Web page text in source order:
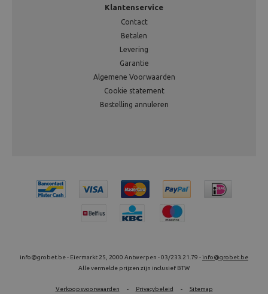
Klantenservice
Contact
Betalen
Levering
Garantie
Algemene Voorwaarden
Cookie statement
Bestelling annuleren
info@grobet.be - Eiermarkt 25, 2000 Antwerpen - 03/233.21.79 - info@grobet.be
Alle vermelde prijzen zijn inclusief BTW
Verkoopsvoorwaarden - Privacybeleid - Sitemap